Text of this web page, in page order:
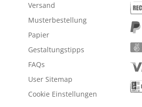
Versand
Musterbestellung
Papier
Gestaltungstipps
FAQs
User Sitemap
Cookie Einstellungen